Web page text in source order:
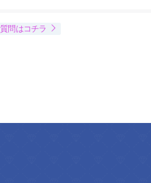
問はコチラ